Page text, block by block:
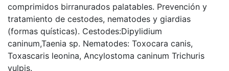
comprimidos birranurados palatables. Prevención y
tratamiento de cestodes, nematodes y giardias
(formas quísticas). Cestodes:Dipylidium
caninum,Taenia sp. Nematodes: Toxocara canis,
Toxascaris leonina, Ancylostoma caninum Trichuris
vulpis.